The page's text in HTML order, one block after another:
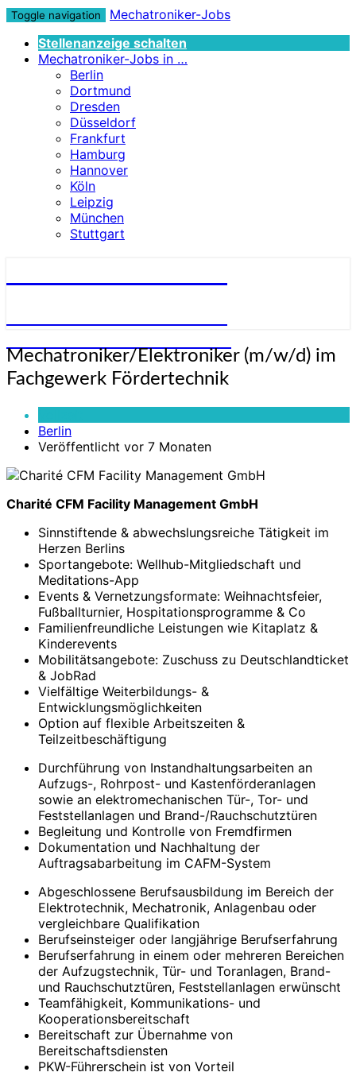
Toggle navigation
Mechatroniker-Jobs
Stellenanzeige schalten
Mechatroniker-Jobs in …
Berlin
Dortmund
Dresden
Düsseldorf
Frankfurt
Hamburg
Hannover
Köln
Leipzig
München
Stuttgart
Mechatroniker/Elektroniker
(m/w/d)
im
Fördertechnik
Mechatroniker/Elektroniker (m/w/d) im
Fachgewerk Fördertechnik
Berlin
Veröffentlicht vor 7 Monaten
Charité CFM Facility Management GmbH
Sinnstiftende & abwechslungsreiche Tätigkeit im
Herzen Berlins
Sportangebote: Wellhub-Mitgliedschaft und
Meditations-App
Events & Vernetzungsformate: Weihnachtsfeier,
Fußballturnier, Hospitationsprogramme & Co
Familienfreundliche Leistungen wie Kitaplatz &
Kinderevents
Mobilitätsangebote: Zuschuss zu Deutschlandticket
& JobRad
Vielfältige Weiterbildungs- &
Entwicklungsmöglichkeiten
Option auf flexible Arbeitszeiten &
Teilzeitbeschäftigung
Durchführung von Instandhaltungsarbeiten an
Aufzugs-, Rohrpost- und Kastenförderanlagen
sowie an elektromechanischen Tür-, Tor- und
Feststellanlagen und Brand-/Rauchschutztüren
Begleitung und Kontrolle von Fremdfirmen
Dokumentation und Nachhaltung der
Auftragsabarbeitung im CAFM-System
Abgeschlossene Berufsausbildung im Bereich der
Elektrotechnik, Mechatronik, Anlagenbau oder
vergleichbare Qualifikation
Berufseinsteiger oder langjährige Berufserfahrung
Berufserfahrung in einem oder mehreren Bereichen
der Aufzugstechnik, Tür- und Toranlagen, Brand-
und Rauchschutztüren, Feststellanlagen erwünscht
Teamfähigkeit, Kommunikations- und
Kooperationsbereitschaft
Bereitschaft zur Übernahme von
Bereitschaftsdiensten
PKW-Führerschein ist von Vorteil